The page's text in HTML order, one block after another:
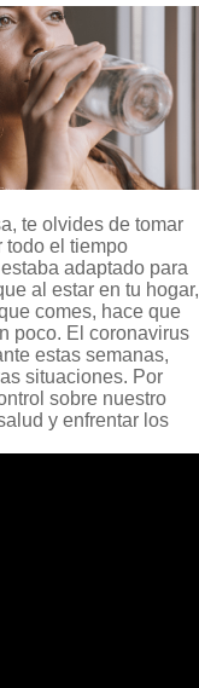
te olvides de tomar
todo el tiempo
adaptado para
al estar en tu hogar,
comes, hace que
poco. El coronavirus
estas semanas,
situaciones. Por
sobre nuestro
y enfrentar los